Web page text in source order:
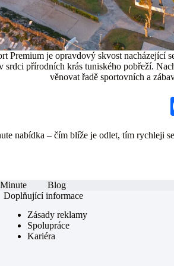
Premium je opravdový skvost nacházející
srdci přírodních krás tuniského pobřeží.
věnovat řadě sportovních a
nabídka – čím blíže je odlet, tím rychleji
Blog
Doplňující informace
Zásady reklamy
Spolupráce
Kariéra